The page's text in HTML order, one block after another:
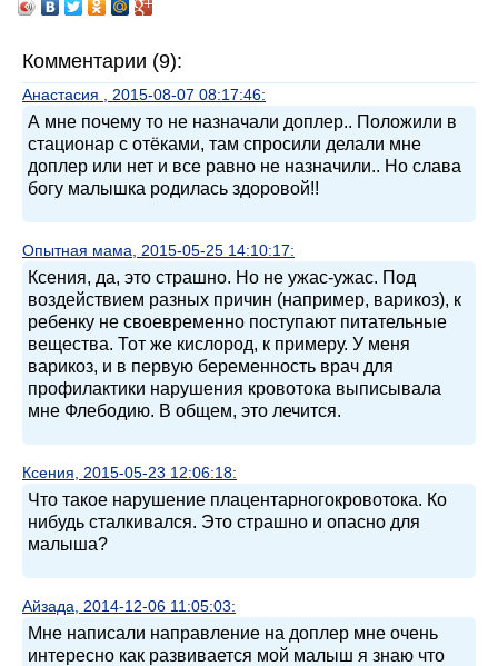
Комментарии (9):
Анастасия , 2015-08-07 08:17:46:
А мне почему то не назначали доплер.. Положили в
стационар с отёками, там спросили делали мне
доплер или нет и все равно не назначили.. Но слава
богу малышка родилась здоровой!!
Опытная мама, 2015-05-25 14:10:17:
Ксения, да, это страшно. Но не ужас-ужас. Под
воздействием разных причин (например, варикоз), к
ребенку не своевременно поступают питательные
вещества. Тот же кислород, к примеру. У меня
варикоз, и в первую беременность врач для
профилактики нарушения кровотока выписывала
мне Флебодию. В общем, это лечится.
Ксения, 2015-05-23 12:06:18:
Что такое нарушение плацентарногокровотока. Ко
нибудь сталкивался. Это страшно и опасно для
малыша?
Айзада, 2014-12-06 11:05:03:
Мне написали направление на доплер мне очень
интересно как развивается мой малыш я знаю что